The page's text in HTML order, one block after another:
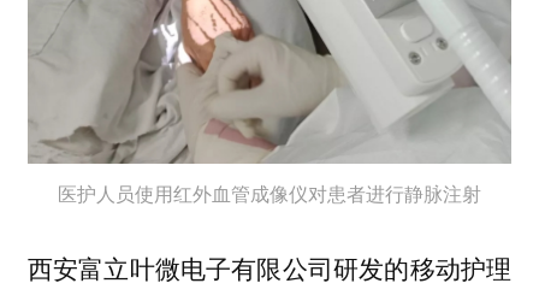
医护人员使用红外血管成像仪对患者进行静脉注射
西安富立叶微电子有限公司研发的移动护理